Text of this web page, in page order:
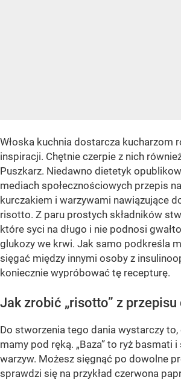
Włoska kuchnia dostarcza kucharzom
inspiracji. Chętnie czerpie z nich
Puszkarz. Niedawno dietetyk
mediach społecznościowych przepis
kurczakiem i warzywami nawiązujące
risotto. Z paru prostych składników
które syci na długo i nie podnosi
glukozy we krwi. Jak samo podkreśla
sięgać między innymi osoby z
koniecznie wypróbować tę recepturę.
Jak zrobić „risotto” z przepisu
Do stworzenia tego dania wystarczy to,
mamy pod ręką. „Baza” to ryż basmati
warzyw. Możesz sięgnąć po dowolne
sprawdzi się na przykład czerwona